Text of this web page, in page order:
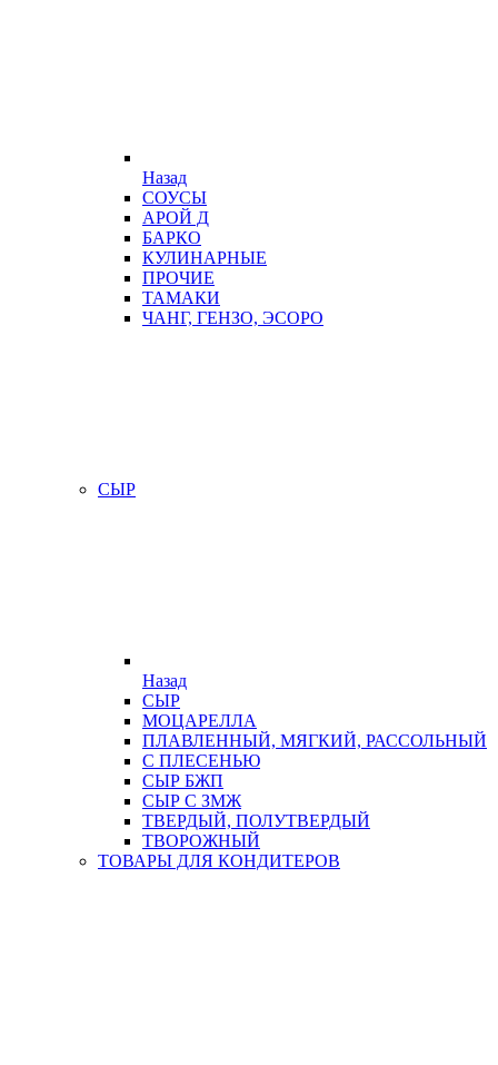
Назад
СОУСЫ
АРОЙ Д
БАРКО
КУЛИНАРНЫЕ
ПРОЧИЕ
ТАМАКИ
ЧАНГ, ГЕНЗО, ЭСОРО
СЫР
Назад
СЫР
МОЦАРЕЛЛА
ПЛАВЛЕННЫЙ, МЯГКИЙ, РАССОЛЬНЫЙ
С ПЛЕСЕНЬЮ
СЫР БЖП
СЫР С ЗМЖ
ТВЕРДЫЙ, ПОЛУТВЕРДЫЙ
ТВОРОЖНЫЙ
ТОВАРЫ ДЛЯ КОНДИТЕРОВ